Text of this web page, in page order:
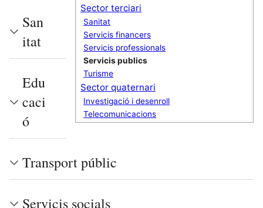
Sector terciari
Sanitat
Servicis financers
Servicis professionals
Servicis publics
Turisme
Sector quaternari
Investigació i desenroll
Telecomunicacions
San
itat
Edu
caci
ó
Transport públic
Servicis socials